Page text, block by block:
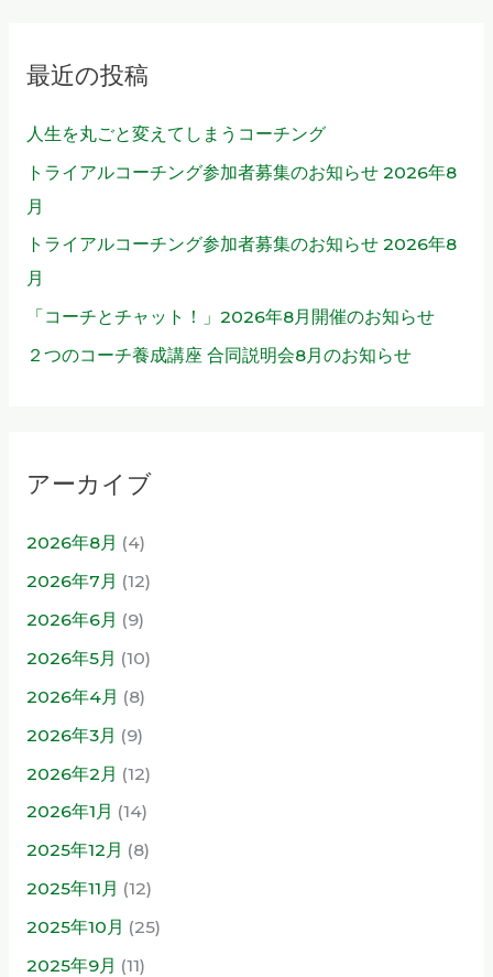
:最近の投稿
人生を丸ごと変えてしまうコーチング
トライアルコーチング参加者募集のお知らせ 2026年8
月
トライアルコーチング参加者募集のお知らせ 2026年8
月
「コーチとチャット！」2026年8月開催のお知らせ
２つのコーチ養成講座 合同説明会8月のお知らせ
アーカイブ
2026年8月 (4)
2026年7月 (12)
2026年6月 (9)
2026年5月 (10)
2026年4月 (8)
2026年3月 (9)
2026年2月 (12)
2026年1月 (14)
2025年12月 (8)
2025年11月 (12)
2025年10月 (25)
2025年9月 (11)